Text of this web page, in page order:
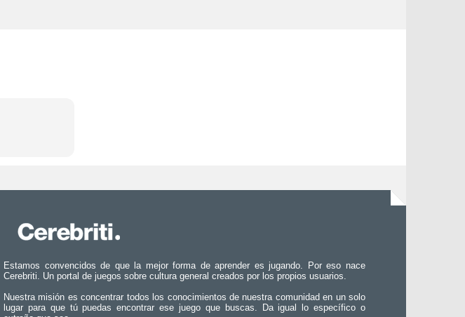
Estamos convencidos de que la mejor forma de aprender es jugando. Por eso nace
Cerebriti. Un portal de juegos sobre cultura general creados por los propios usuarios.
Nuestra misión es concentrar todos los conocimientos de nuestra comunidad en un solo
lugar para que tú puedas encontrar ese juego que buscas. Da igual lo específico o